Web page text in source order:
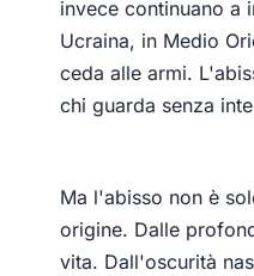
invece continuano
Ucraina, in Medio
ceda alle armi.
chi guarda senza
Ma l'abisso non è
origine. Dalle
vita. Dall'oscurità